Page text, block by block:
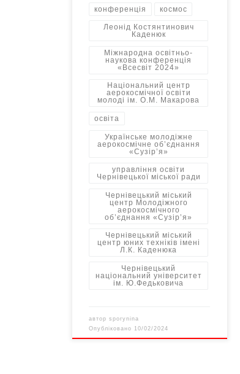
конференція космос
Леонід Костянтинович
Каденюк
Міжнародна освітньо-
наукова конференція
«Всесвіт 2024»
Національний центр
аерокосмічної освіти
молоді ім. О.М. Макарова
освіта
Українське молодіжне
аерокосмічне об’єднання
«Сузір’я»
управління освіти
Чернівецької міської ради
Чернівецький міський
центр Молодіжного
аерокосмічного
об’єднання «Сузір’я»
Чернівецький міський
центр юних техніків імені
Л.К. Каденюка
Чернівецький
національний університет
ім. Ю.Федьковича
авторsporynina
Опубліковано 10/02/2024